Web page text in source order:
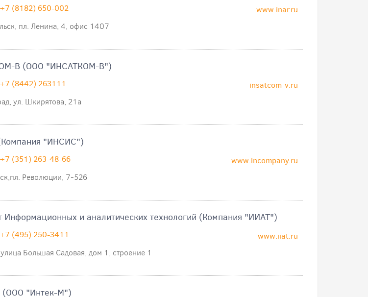
www.inar.ru
+7 (8182) 650-002
пл. Ленина, 4, офис 1407
В (ООО "ИНСАТКОМ-В")
insatcom-v.ru
+7 (8442) 263111
ул. Шкирятова, 21а
"ИНСИС")
www.incompany.ru
+7 (351) 263-48-66
Революции, 7-526
Информационных и аналитических технологий (Компания "ИИАТ")
www.iiat.ru
+7 (495) 250-3411
Большая Садовая, дом 1, строение 1
(ООО "Интек-М")